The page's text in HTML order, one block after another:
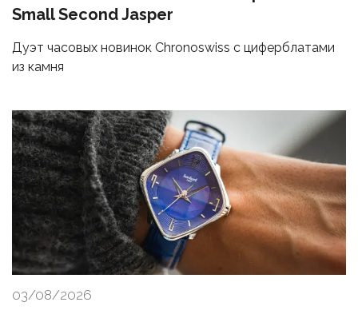
Small Second Jasper
Дуэт часовых новинок Chronoswiss с циферблатами
из камня
03/08/2026